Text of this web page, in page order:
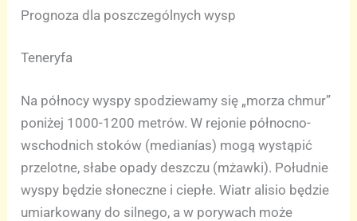
Prognoza dla poszczególnych wysp
Teneryfa
Na północy wyspy spodziewamy się „morza chmur”
poniżej 1000-1200 metrów. W rejonie północno-
wschodnich stoków (medianías) mogą wystąpić
przelotne, słabe opady deszczu (mżawki). Południe
wyspy będzie słoneczne i ciepłe. Wiatr alisio będzie
umiarkowany do silnego, a w porywach może